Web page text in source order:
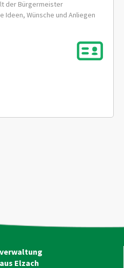
der Bürgermeister
Ideen, Wünsche und Anliegen
Elzach